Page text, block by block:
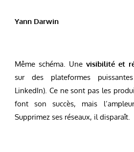
Yann Darwin
Même schéma. Une visibilité et
sur des plateformes
LinkedIn). Ce ne sont pas les
font son succès, mais
Supprimez ses réseaux, il disparaît.